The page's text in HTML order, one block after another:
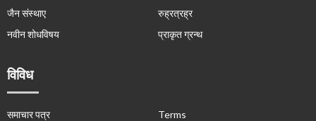
जैन संस्थाए
नवीन शोधविषय
रुह्रत्रह्र
प्राकृत ग्रन्थ
विविध
समाचार पत्र
Terms